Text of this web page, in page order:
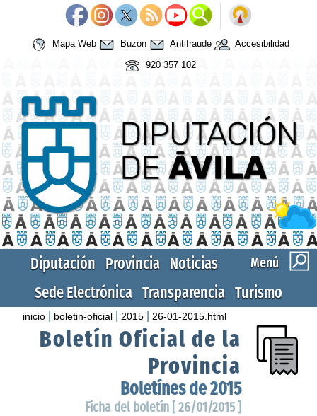
Mapa Web Buzón Antifraude
Accesibilidad
920 357 102
Menú
Diputación Provincia Noticias
Sede Electrónica Transparencia Turismo
inicio boletin-oficial 2015 26-01-2015.html
Boletín Oficial de la
Provincia
Boletínes de 2015
Ficha del boletín [ 26/01/2015 ]